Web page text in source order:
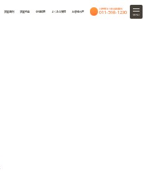
調査事例 調査料金 会社概要 よくある質問 お客様の声
24時間365日相談無料
011-598-1230 MENU